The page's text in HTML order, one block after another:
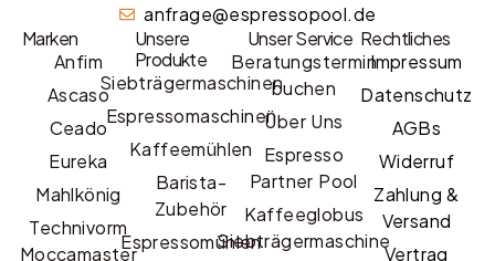
anfrage@espressopool.de
Marken
Anfim
Ascaso
Ceado
Eureka
Mahlkönig
Technivorm
Moccamaster
Unsere
Produkte
Siebträgermaschinen
Espressomaschinen
Kaffeemühlen
Barista-
Zubehör
Espressomühlen
Unser Service
Beratungstermin
buchen
Über Uns
Espresso
Partner Pool
Kaffeeglobus
Siebträgermaschine
Rechtliches
Impressum
Datenschutz
AGBs
Widerruf
Zahlung &
Versand
Vertrag